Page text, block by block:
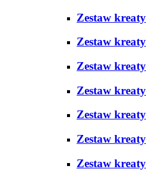
Zestaw
Zestaw
Zestaw
Zestaw
Zestaw
Zestaw
Zestaw